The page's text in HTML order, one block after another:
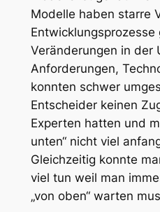
Modelle haben starre
Entwicklungsprozesse
Veränderungen in der
Anforderungen,
konnten schwer
Entscheider keinen
Experten hatten und
unten“ nicht viel
Gleichzeitig konnte
viel tun weil man
„von oben“ warten